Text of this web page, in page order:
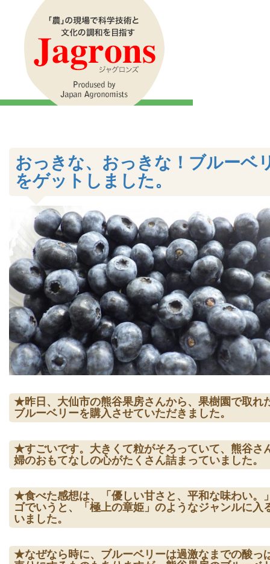
おっきな、おっきな！ブルーベ
をゲットしました。
★昨日、大仙市の熊谷果房さんから、果樹園で取れ
ブルーベリーを購入させていただきました。
★すごいです。大きくて粒がそろっていて、熊谷さ
婦のおもてなしの心がたくさん詰まっていました。
★食べた感想は、「優しい甘さと、平和な味わい。
ゴでいうと、「極上の章姫」のようなジャンルに入
いました。
★なぜなら時に、ブルーベリーは過激なまでの酸っ